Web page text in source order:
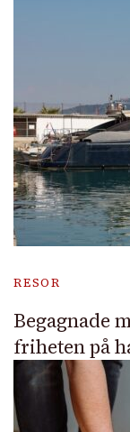
RESOR
Begagnade
friheten på